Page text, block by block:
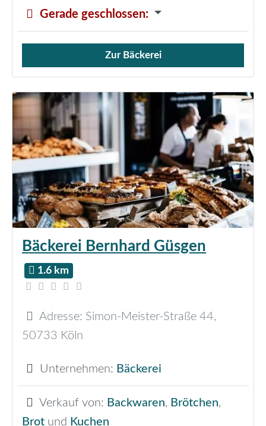
Gerade geschlossen:
Verkauf von Brötchen,
Zur Bäckerei
Bäckerei Bernhard Güsgen
1.6 km
Adresse: Simon-Meister-Straße 44,
50733 Köln
Unternehmen: Bäckerei
Verkauf von: Backwaren, Brötchen,
Brot und Kuchen